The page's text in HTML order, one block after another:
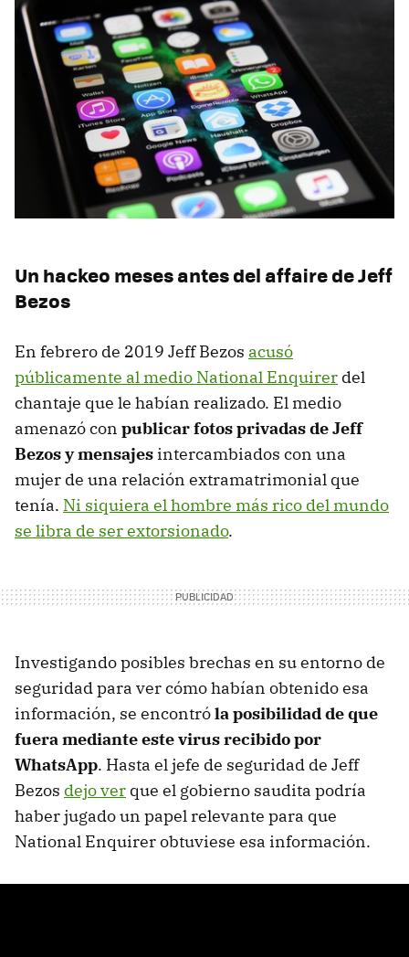
Un hackeo meses antes del affaire de Jeff
Bezos
En febrero de 2019 Jeff Bezos acusó
públicamente al medio National Enquirer del
chantaje que le habían realizado. El medio
amenazó con publicar fotos privadas de Jeff
Bezos y mensajes intercambiados con una
mujer de una relación extramatrimonial que
tenía. Ni siquiera el hombre más rico del mundo
se libra de ser extorsionado.
Investigando posibles brechas en su entorno de
seguridad para ver cómo habían obtenido esa
información, se encontróla posibilidad de que
fuera mediante este virus recibido por
WhatsApp. Hasta el jefe de seguridad de Jeff
Bezos dejo ver que el gobierno saudita podría
haber jugado un papel relevante para que
National Enquirer obtuviese esa información.